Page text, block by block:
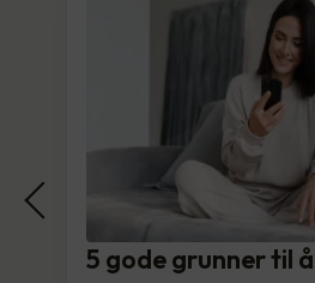
5 gode grunner til